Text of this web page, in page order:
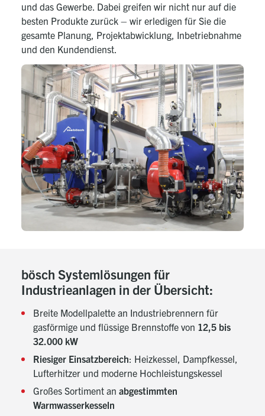
und das Gewerbe. Dabei greifen wir nicht nur auf die
besten Produkte zurück – wir erledigen für Sie die
gesamte Planung, Projektabwicklung, Inbetriebnahme
und den Kundendienst.
bösch Systemlösungen für
Industrieanlagen in der Übersicht:
Breite Modellpalette an Industriebrennern für
gasförmige und flüssige Brennstoffe von 12,5 bis
32.000 kW
Riesiger Einsatzbereich: Heizkessel, Dampfkessel,
Lufterhitzer und moderne Hochleistungskessel
Großes Sortiment an abgestimmten
Warmwasserkesseln